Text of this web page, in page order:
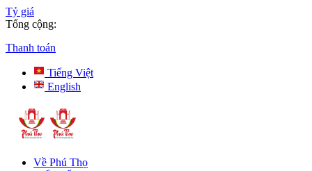
Tỷ giá
Tổng cộng:
Thanh toán
Tiếng Việt
English
Về Phú Thọ